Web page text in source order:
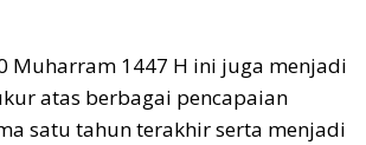
Muharram 1447 H ini juga menjadi
atas berbagai pencapaian
satu tahun terakhir serta menjadi